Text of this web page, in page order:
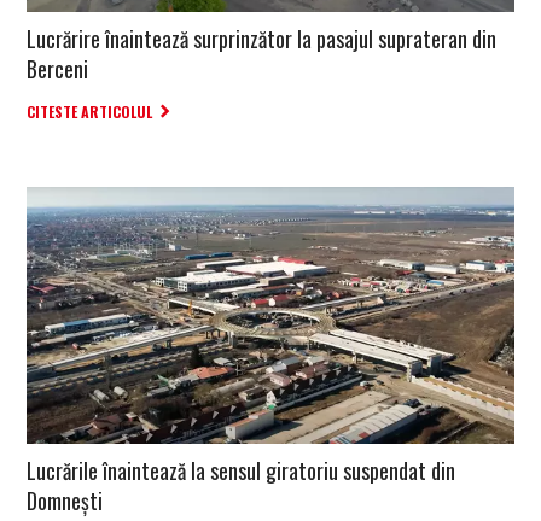
Lucrărire înaintează surprinzător la pasajul suprateran din
Berceni
CITESTE ARTICOLUL
Lucrările înaintează la sensul giratoriu suspendat din
Domnești